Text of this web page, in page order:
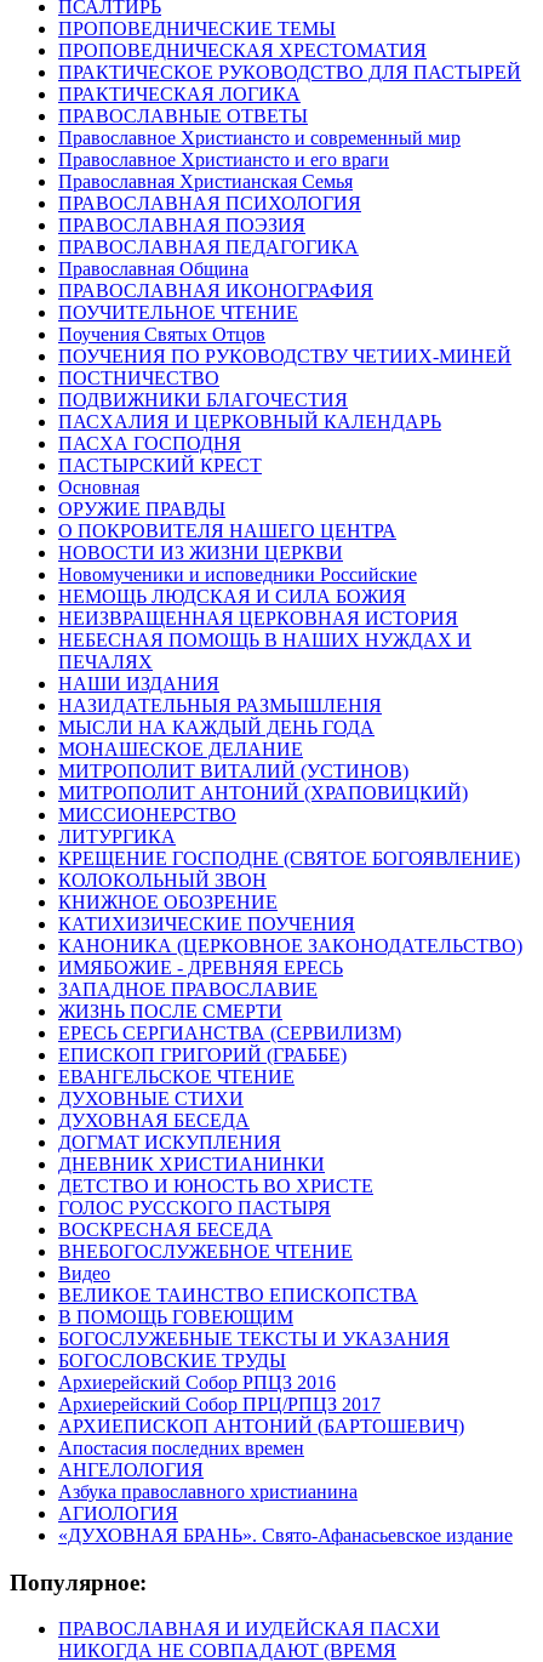
ПСАЛТИРЬ
ПРОПОВЕДНИЧЕСКИЕ ТЕМЫ
ПРОПОВЕДНИЧЕСКАЯ ХРЕСТОМАТИЯ
ПРАКТИЧЕСКОЕ РУКОВОДСТВО ДЛЯ ПАСТЫРЕЙ
ПРАКТИЧЕСКАЯ ЛОГИКА
ПРАВОСЛАВНЫЕ ОТВЕТЫ
Православное Христиансто и современный мир
Православное Христиансто и его враги
Православная Христианская Семья
ПРАВОСЛАВНАЯ ПСИХОЛОГИЯ
ПРАВОСЛАВНАЯ ПОЭЗИЯ
ПРАВОСЛАВНАЯ ПЕДАГОГИКА
Православная Община
ПРАВОСЛАВНАЯ ИКОНОГРАФИЯ
ПОУЧИТЕЛЬНОЕ ЧТЕНИЕ
Поучения Святых Отцов
ПОУЧЕНИЯ ПО РУКОВОДСТВУ ЧЕТИИХ-МИНЕЙ
ПОСТНИЧЕСТВО
ПОДВИЖНИКИ БЛАГОЧЕСТИЯ
ПАСХАЛИЯ И ЦЕРКОВНЫЙ КАЛЕНДАРЬ
ПАСХА ГОСПОДНЯ
ПАСТЫРСКИЙ КРЕСТ
Основная
ОРУЖИЕ ПРАВДЫ
О ПОКРОВИТЕЛЯ НАШЕГО ЦЕНТРА
НОВОСТИ ИЗ ЖИЗНИ ЦЕРКВИ
Новомученики и исповедники Российские
НЕМОЩЬ ЛЮДСКАЯ И СИЛА БОЖИЯ
НЕИЗВРАЩЕННАЯ ЦЕРКОВНАЯ ИСТОРИЯ
НЕБЕСНАЯ ПОМОЩЬ В НАШИХ НУЖДАХ И
ПЕЧАЛЯХ
НАШИ ИЗДАНИЯ
НАЗИДАТЕЛЬНЫЯ РАЗМЫШЛЕНІЯ
МЫСЛИ НА КАЖДЫЙ ДЕНЬ ГОДА
МОНАШЕСКОЕ ДЕЛАНИЕ
МИТРОПОЛИТ ВИТАЛИЙ (УСТИНОВ)
МИТРОПОЛИТ АНТОНИЙ (ХРАПОВИЦКИЙ)
МИССИОНЕРСТВО
ЛИТУРГИКА
КРЕЩЕНИЕ ГОСПОДНЕ (СВЯТОЕ БОГОЯВЛЕНИЕ)
КОЛОКОЛЬНЫЙ ЗВОН
КНИЖНОЕ ОБОЗРЕНИЕ
КАТИХИЗИЧЕСКИЕ ПОУЧЕНИЯ
КАНОНИКА (ЦЕРКОВНОЕ ЗАКОНОДАТЕЛЬСТВО)
ИМЯБОЖИЕ - ДРЕВНЯЯ ЕРЕСЬ
ЗАПАДНОЕ ПРАВОСЛАВИЕ
ЖИЗНЬ ПОСЛЕ СМЕРТИ
ЕРЕСЬ СЕРГИАНСТВА (СЕРВИЛИЗМ)
ЕПИСКОП ГРИГОРИЙ (ГРАББЕ)
ЕВАНГЕЛЬСКОЕ ЧТЕНИЕ
ДУХОВНЫЕ СТИХИ
ДУХОВНАЯ БЕСЕДА
ДОГМАТ ИСКУПЛЕНИЯ
ДНЕВНИК ХРИСТИАНИНКИ
ДЕТСТВО И ЮНОСТЬ ВО ХРИСТЕ
ГОЛОС РУССКОГО ПАСТЫРЯ
ВОСКРЕСНАЯ БЕСЕДА
ВНЕБОГОСЛУЖЕБНОЕ ЧТЕНИЕ
Видео
ВЕЛИКОЕ ТАИНСТВО ЕПИСКОПСТВА
В ПОМОЩЬ ГОВЕЮЩИМ
БОГОСЛУЖЕБНЫЕ ТЕКСТЫ И УКАЗАНИЯ
БОГОСЛОВСКИЕ ТРУДЫ
Архиерейский Собор РПЦЗ 2016
Архиерейский Собор ПРЦ/РПЦЗ 2017
АРХИЕПИСКОП АНТОНИЙ (БАРТОШЕВИЧ)
Апостасия последних времен
АНГЕЛОЛОГИЯ
Азбука православного христианина
АГИОЛОГИЯ
«ДУХОВНАЯ БРАНЬ». Свято-Афанасьевское издание
Популярное:
ПРАВОСЛАВНАЯ И ИУДЕЙСКАЯ ПАСХИ
НИКОГДА НЕ СОВПАДАЮТ (ВРЕМЯ